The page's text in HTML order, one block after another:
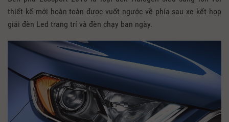
thiết kế mới hoàn toàn được vuốt ngước về phía sau xe kết hợp
giải đèn Led trang trí và đèn chạy ban ngày.